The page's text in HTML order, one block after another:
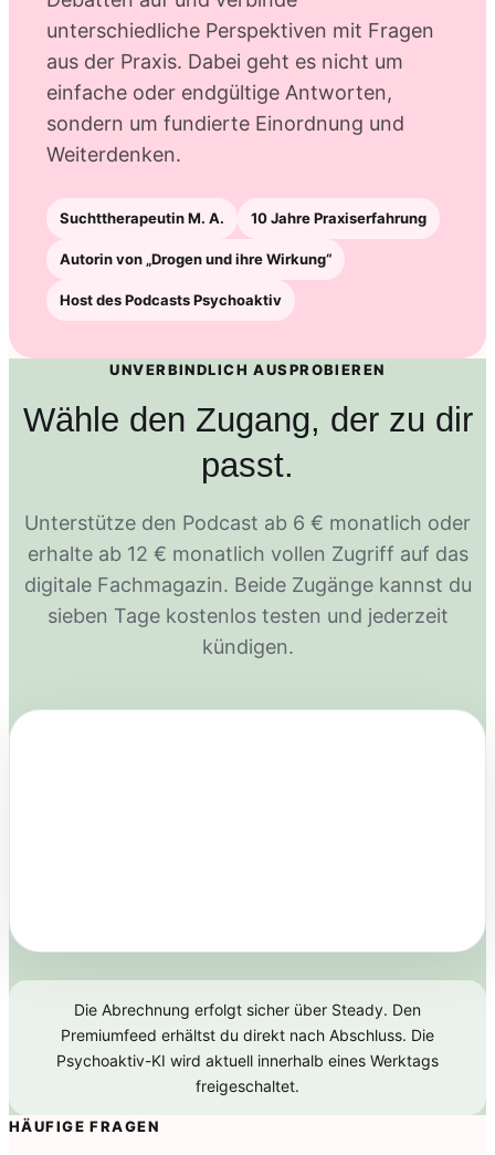
unterschiedliche Perspektiven mit Fragen
aus der Praxis. Dabei geht es nicht um
einfache oder endgültige Antworten,
sondern um fundierte Einordnung und
Weiterdenken.
Suchttherapeutin M. A. 10 Jahre Praxiserfahrung
Autorin von „Drogen und ihre Wirkung“
Host des Podcasts Psychoaktiv
UNVERBINDLICH AUSPROBIEREN
Wähle den Zugang, der zu dir
passt.
Unterstütze den Podcast ab 6 € monatlich oder
erhalte ab 12 € monatlich vollen Zugriff auf das
digitale Fachmagazin. Beide Zugänge kannst du
sieben Tage kostenlos testen und jederzeit
kündigen.
Die Abrechnung erfolgt sicher über Steady. Den
Premiumfeed erhältst du direkt nach Abschluss. Die
Psychoaktiv-KI wird aktuell innerhalb eines Werktags
freigeschaltet.
HÄUFIGE FRAGEN